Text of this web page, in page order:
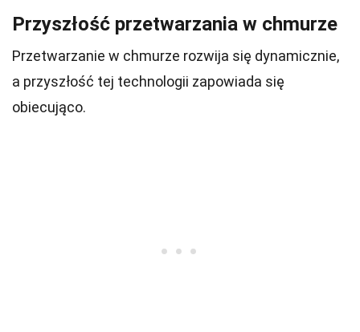
Przyszłość przetwarzania w chmurze
Przetwarzanie w chmurze rozwija się dynamicznie,
a przyszłość tej technologii zapowiada się
obiecująco.